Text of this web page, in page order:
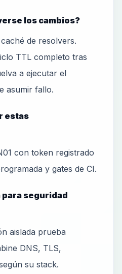
los cambios?
de resolvers.
TTL completo tras
a ejecutar el
asumir fallo.
estas
con token registrado
y gates de CI.
para seguridad
aislada prueba
DNS, TLS,
su stack.